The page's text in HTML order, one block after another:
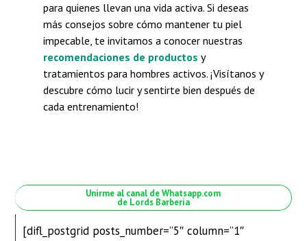
para quienes llevan una vida activa. Si deseas
más consejos sobre cómo mantener tu piel
impecable, te invitamos a conocer nuestras
recomendaciones de productos y
tratamientos para hombres activos. ¡Visítanos y
descubre cómo lucir y sentirte bien después de
cada entrenamiento!
Unirme al canal de Whatsapp.com
de Lords Barbería
[difl_postgrid posts_number=”5″ column=”1″